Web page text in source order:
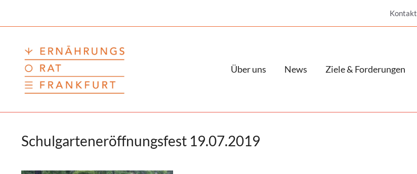
Kontakt
Über uns News Ziele & Forderungen
Schulgarteneröffnungsfest 19.07.2019